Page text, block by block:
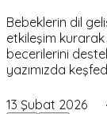
Bebeklerin dil
etkileşim
becerilerini
yazımızda
13 Şubat 2026